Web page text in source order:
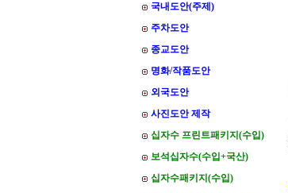
국내도안(주제)
주차도안
종교도안
명화/작품도안
외국도안
사진도안 제작
십자수 프린트패키지(수입)
보석십자수(수입+국산)
십자수패키지(수입)